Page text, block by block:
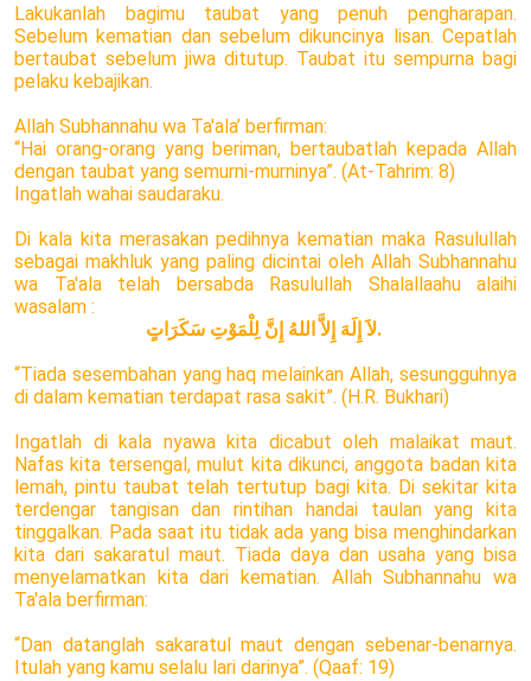
Lakukanlah bagimu taubat yang penuh pengharapan.
Sebelum kematian dan sebelum dikuncinya lisan. Cepatlah
bertaubat sebelum jiwa ditutup. Taubat itu sempurna bagi
pelaku kebajikan.
Allah Subhannahu wa Ta'ala’ berfirman:
“Hai orang-orang yang beriman, bertaubatlah kepada Allah
dengan taubat yang semurni-murninya”. (At-Tahrim: 8)
Ingatlah wahai saudaraku.
Di kala kita merasakan pedihnya kematian maka Rasulullah
sebagai makhluk yang paling dicintai oleh Allah Subhannahu
wa Ta'ala telah bersabda Rasulullah Shalallaahu alaihi
wasalam :
لاَ إِلَهَ إِلاَّ اللهُ إِنَّ لِلْمَوْتِ سَكَرَاتٍ.
“Tiada sesembahan yang haq melainkan Allah, sesungguhnya
di dalam kematian terdapat rasa sakit”. (H.R. Bukhari)
Ingatlah di kala nyawa kita dicabut oleh malaikat maut.
Nafas kita tersengal, mulut kita dikunci, anggota badan kita
lemah, pintu taubat telah tertutup bagi kita. Di sekitar kita
terdengar tangisan dan rintihan handai taulan yang kita
tinggalkan. Pada saat itu tidak ada yang bisa menghindarkan
kita dari sakaratul maut. Tiada daya dan usaha yang bisa
menyelamatkan kita dari kematian. Allah Subhannahu wa
Ta'ala berfirman:
“Dan datanglah sakaratul maut dengan sebenar-benarnya.
Itulah yang kamu selalu lari darinya”. (Qaaf: 19)